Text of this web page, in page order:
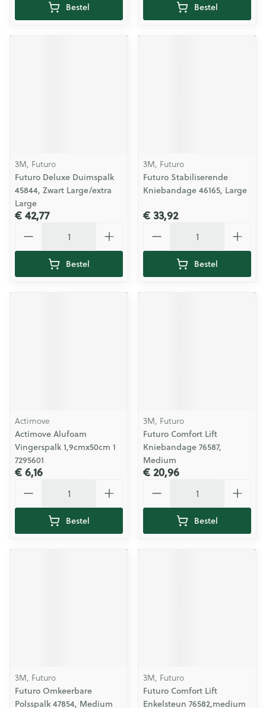
Bestel Bestel
3M, Futuro
Futuro Deluxe Duimspalk
45844, Zwart Large/extra
Large
€ 42,77
Bestel
3M, Futuro
Futuro Stabiliserende
Kniebandage 46165, Large
€ 33,92
Bestel
Actimove
Actimove Alufoam
Vingerspalk 1,9cmx50cm 1
7295601
€ 6,16
Bestel
3M, Futuro
Futuro Comfort Lift
Kniebandage 76587,
Medium
€ 20,96
Bestel
3M, Futuro
Futuro Omkeerbare
Polsspalk 47854, Medium
3M, Futuro
Futuro Comfort Lift
Enkelsteun 76582,medium